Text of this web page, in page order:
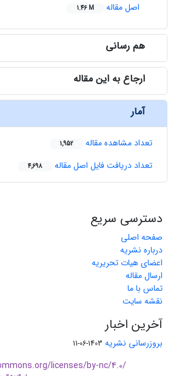
اصل مقاله
1.46 M
هم رسانی
ارجاع به این مقاله
آمار
تعداد مشاهده مقاله 1,952
تعداد دریافت فایل اصل مقاله 4,698
دسترسی سریع
صفحه اصلی
درباره نشریه
اعضای هیات تحریریه
ارسال مقاله
تماس با ما
نقشه سایت
آخرین اخبار
بروزرسانی نشریه 1403-06-11
licenses/by-nc/4.0/